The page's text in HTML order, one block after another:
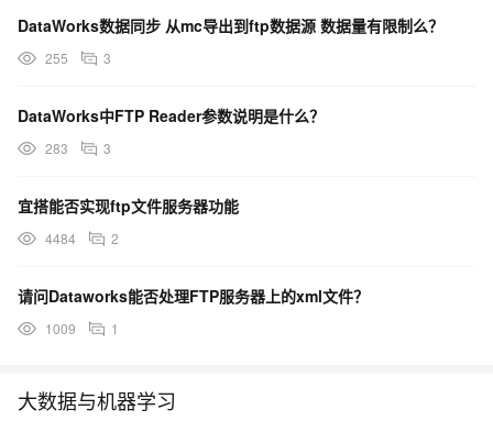
DataWorks数据同步 从mc导出到ftp数据源 数据量有限制么？
255 3
DataWorks中FTP Reader参数说明是什么？
283 3
宜搭能否实现ftp文件服务器功能
4484 2
请问Dataworks能否处理FTP服务器上的xml文件？
1009 1
大数据与机器学习